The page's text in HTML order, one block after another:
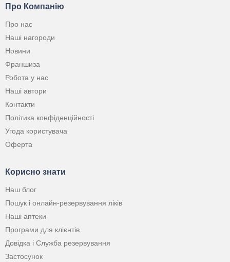
Про Компанію
Про нас
Наші нагороди
Новини
Франшиза
Робота у нас
Наші автори
Контакти
Політика конфіденційності
Угода користувача
Оферта
Корисно знати
Наш блог
Пошук і онлайн-резервування ліків
Наші аптеки
Програми для клієнтів
Довідка і Служба резервування
Застосунок